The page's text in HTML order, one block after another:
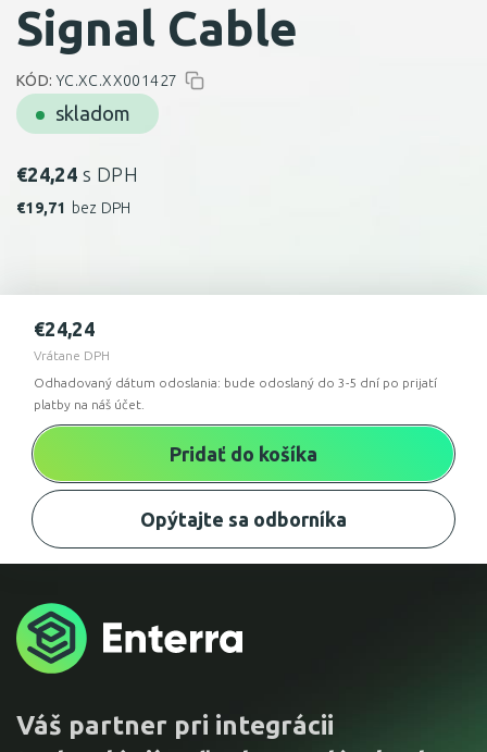
Signal Cable
skladom
KÓD: YC.XC.XX001427
€24,24 s DPH
€19,71 bez DPH
Odhadovaný dátum odoslania: bude odoslaný do 3-5 dní po prijatí
platby na náš účet.
€24,24
Vrátane DPH
Pridať do košíka
Opýtajte sa odborníka
Váš partner pri integrácii